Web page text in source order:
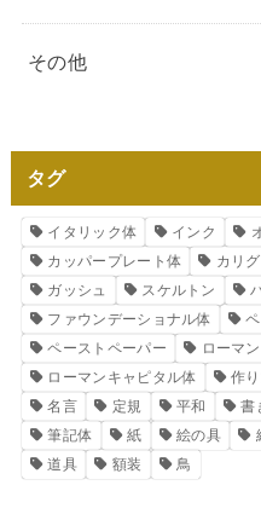
その他
タグ
イタリック体 インク
カッパープレート体
カリ
ガッシュ
スケルトン
ファウンデーショナル体
ペーストペーパー
ローマ
ローマンキャピタル体
作
名言
定規 平和 書
筆記体
紙 絵の具
道具
額装 鳥